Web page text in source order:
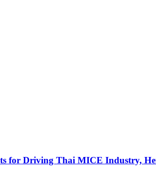
for Driving Thai MICE Industry,